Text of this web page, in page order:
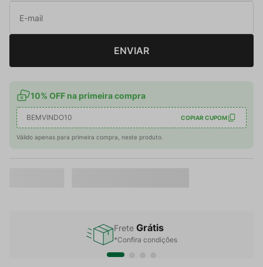
ENVIAR
10% OFF na primeira compra
BEMVINDO10 COPIAR CUPOM
Válido apenas para primeira compra, neste produto.
Frete Grátis
*Confira condições